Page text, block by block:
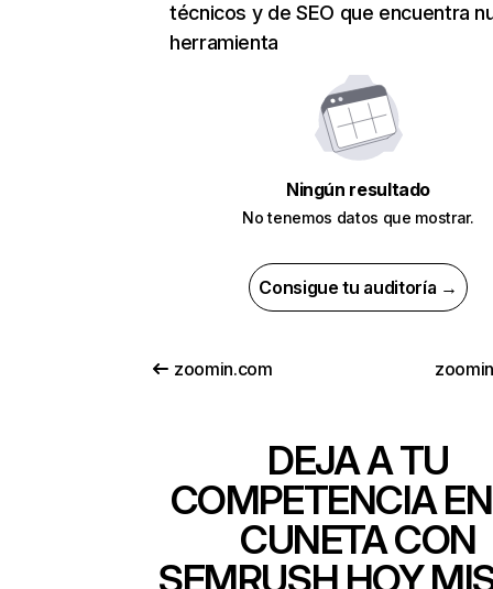
técnicos y de SEO que encuentra
herramienta
Ningún resultado
No tenemos datos que mostrar.
Consigue tu auditoría →
zoomin.com
DEJA A TU
COMPETENCIA
CUNETA CON
SEMRUSH HOY